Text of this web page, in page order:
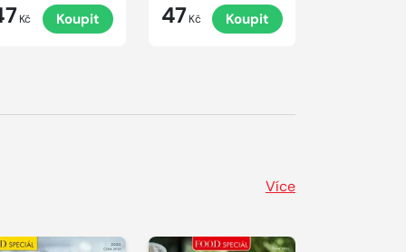
Kč Koupit 47 Kč Koupit
Více